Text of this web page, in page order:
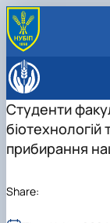
ABOUT
RESEARCH
Lab
Студенти
біотехнологій
прибирання
Share: